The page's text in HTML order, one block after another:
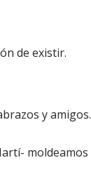
de existir.
y amigos.
moldeamos